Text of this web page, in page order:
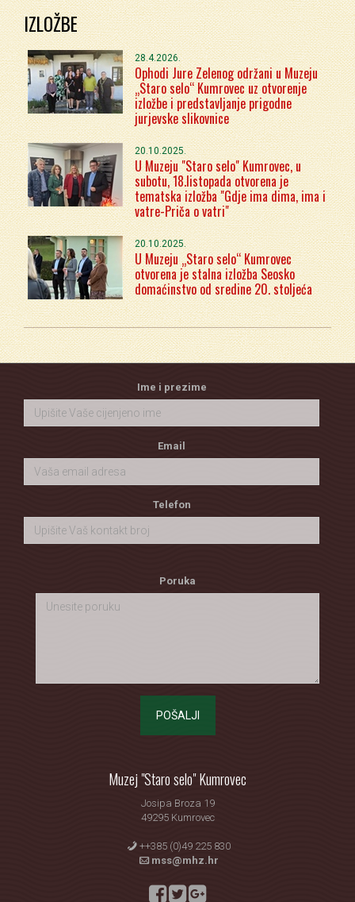
IZLOŽBE
28.4.2026.
Ophodi Jure Zelenog održani u Muzeju
„Staro selo“ Kumrovec uz otvorenje
izložbe i predstavljanje prigodne
jurjevske slikovnice
20.10.2025.
U Muzeju "Staro selo" Kumrovec, u
subotu, 18.listopada otvorena je
tematska izložba "Gdje ima dima, ima i
vatre-Priča o vatri"
20.10.2025.
U Muzeju „Staro selo“ Kumrovec
otvorena je stalna izložba Seosko
domaćinstvo od sredine 20. stoljeća
Ime i prezime
Email
Telefon
Poruka
POŠALJI
Muzej "Staro selo" Kumrovec
Josipa Broza 19
49295 Kumrovec
++385 (0)49 225 830
mss@mhz.hr